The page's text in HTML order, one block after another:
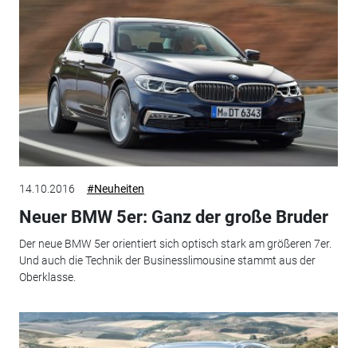
14.10.2016 #Neuheiten
Neuer BMW 5er: Ganz der große Bruder
Der neue BMW 5er orientiert sich optisch stark am größeren 7er.
Und auch die Technik der Businesslimousine stammt aus der
Oberklasse.